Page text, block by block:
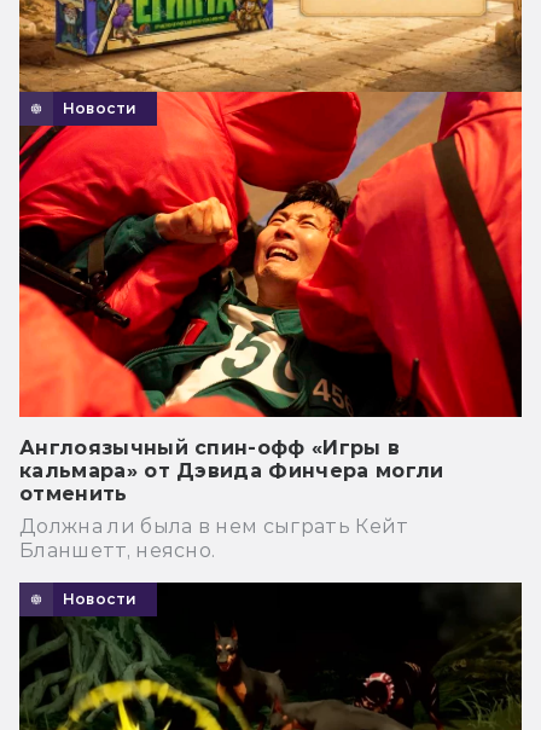
Новости
Англоязычный спин-офф «Игры в
кальмара» от Дэвида Финчера могли
отменить
Должна ли была в нем сыграть Кейт
Бланшетт, неясно.
Новости